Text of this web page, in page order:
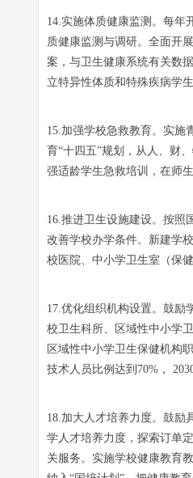
14.实施体质健康监测。每年
质健康监测与调研。全面开
案，与卫生健康系统有关数
立特异性体质和特殊疾病学
15.加强学校急救教育。实施
育“十四五”规划，从人、财
强适龄学生急救培训，在师
16.推进卫生设施建设。按照
改善学校办学条件。新建学
校医院、中小学卫生室（保
17.优化组织机构设置。鼓励
校卫生科所、区域性中小学
区域性中小学卫生保健机构
技术人员比例达到70%，
18.加大人才培养力度。鼓励
学人才培养力度，探索订单
关服务。实施学校健康教育